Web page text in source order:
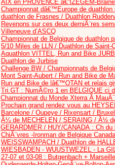
AIX en PROVENCE â€“IZEGEM-
Championnat dâ€™Europe de duathlon
duathlon de Frasnes / Duathlon
Revenons sur ces deux derniÃ¨res
Villeneuve d’ASCQ
Championnat de Belgique de duathlon
5/10 Miles de LLN / Duathlon de Saint-
Aquathlon VITTEL, Run and Bike
Duathlon de Jurbise
Challenge BW / Championnats de
Mont Saint-Aubert / Run and Bike de
Run and Bike de lâ€™OTAN et relais
Tri.GT : NumÃ©ro 1 en BELGIQUE ci
Championnat du Monde Xterra Ã
Prochain grand rendez vous au
Barcelone / Oupeye / Rixensart /
Â¼ de MECHELEN / SERAING / Â½
GERARDMER / HUY/CANADA : Ch du
ChiÃ¨vres -Ironman de Belgique
WEISSWAMPACH / Duathlon de
WIESBADEN - WUUSTWEZEL - La
27-07 et 03-08 : Butgenbach +